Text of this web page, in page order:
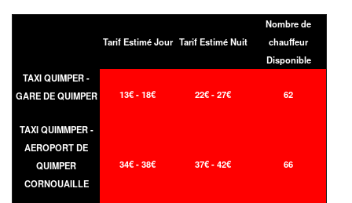
Tarif Estimé Jour Tarif Estimé Nuit
Nombre de
chauffeur
Disponible
TAXI QUIMPER -
GARE DE QUIMPER
13€ - 18€ 22€ - 27€ 62
TAXI QUIMMPER -
AEROPORT DE
QUIMPER
CORNOUAILLE
34€ - 38€ 37€ - 42€ 66